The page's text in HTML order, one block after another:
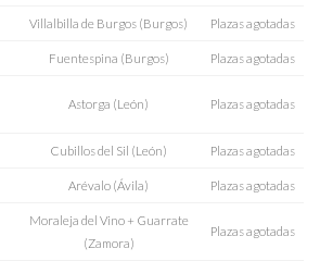
Villalbilla de Burgos (Burgos) Plazas agotadas
Fuentespina (Burgos) Plazas agotadas
Astorga (León) Plazas agotadas
Cubillos del Sil (León) Plazas agotadas
Arévalo (Ávila) Plazas agotadas
Moraleja del Vino + Guarrate
(Zamora)
Plazas agotadas